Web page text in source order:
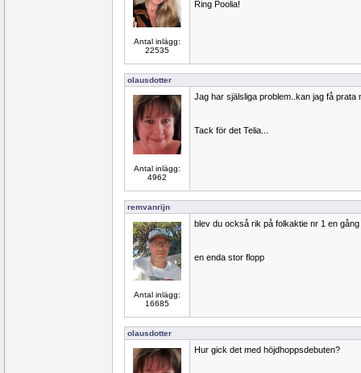
Antal inlägg:
22535
Ring Poolia!
olausdotter
Antal inlägg:
4962
Jag har själsliga problem..kan jag få prata
Tack för det Telia...
remvanrijn
Antal inlägg:
16685
blev du också rik på folkaktie nr 1 en gång
en enda stor flopp
olausdotter
Hur gick det med höjdhoppsdebuten?